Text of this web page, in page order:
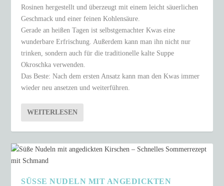
Rosinen hergestellt und überzeugt mit einem leicht säuerlichen
Geschmack und einer feinen Kohlensäure.
Gerade an heißen Tagen ist selbstgemachter Kwas eine
wunderbare Erfrischung. Außerdem kann man ihn nicht nur
trinken, sondern auch für die traditionelle kalte Suppe
Okroschka verwenden.
Das Beste: Nach dem ersten Ansatz kann man den Kwas immer
wieder neu ansetzen und weiterführen.
WEITERLESEN
SÜSSE NUDELN MIT ANGEDICKTEN K